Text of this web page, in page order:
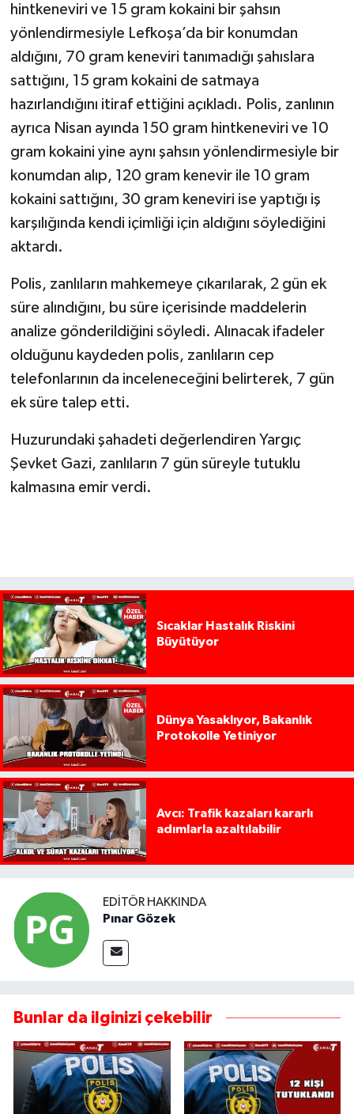
hintkeneviri ve 15 gram kokaini bir şahsın
yönlendirmesiyle Lefkoşa’da bir konumdan
aldığını, 70 gram keneviri tanımadığı şahıslara
sattığını, 15 gram kokaini de satmaya
hazırlandığını itiraf ettiğini açıkladı. Polis, zanlının
ayrıca Nisan ayında 150 gram hintkeneviri ve 10
gram kokaini yine aynı şahsın yönlendirmesiyle bir
konumdan alıp, 120 gram kenevir ile 10 gram
kokaini sattığını, 30 gram keneviri ise yaptığı iş
karşılığında kendi içimliği için aldığını söylediğini
aktardı.
Polis, zanlıların mahkemeye çıkarılarak, 2 gün ek
süre alındığını, bu süre içerisinde maddelerin
analize gönderildiğini söyledi. Alınacak ifadeler
olduğunu kaydeden polis, zanlıların cep
telefonlarının da inceleneceğini belirterek, 7 gün
ek süre talep etti.
Huzurundaki şahadeti değerlendiren Yargıç
Şevket Gazi, zanlıların 7 gün süreyle tutuklu
kalmasına emir verdi.
Sıcaklar Hastalık Riskini
Büyütüyor
Dünya Yasaklıyor, Bakanlık
Protokolle Yetiniyor
Avcı: Trafik kazaları kararlı
adımlarla azaltılabilir
EDITÖR HAKKINDA
Pınar Gözek
Bunlar da ilginizi çekebilir